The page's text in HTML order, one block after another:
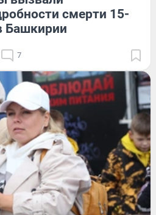
смерти 15-
Башкирии
7